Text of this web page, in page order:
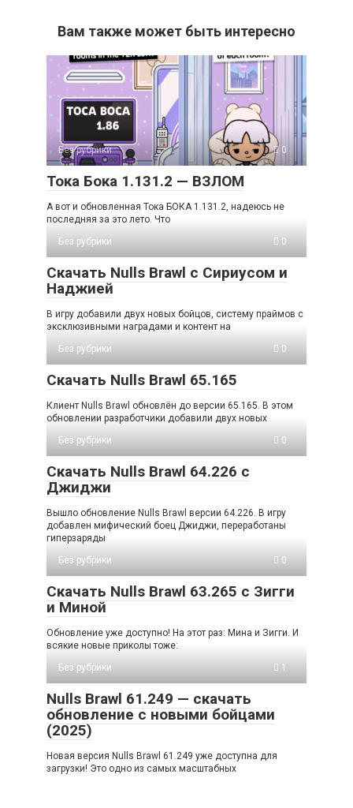
Вам также может быть интересно
Без рубрики 0
Тока Бока 1.131.2 — ВЗЛОМ
А вот и обновленная Тока БОКА 1.131.2, надеюсь не
последняя за это лето. Что
Без рубрики
0
Скачать Nulls Brawl с Сириусом и
Наджией
В игру добавили двух новых бойцов, систему праймов с
эксклюзивными наградами и контент на
Без рубрики
0
Скачать Nulls Brawl 65.165
Клиент Nulls Brawl обновлён до версии 65.165. В этом
обновлении разработчики добавили двух новых
Без рубрики
0
Скачать Nulls Brawl 64.226 с
Джиджи
Вышло обновление Nulls Brawl версии 64.226. В игру
добавлен мифический боец Джиджи, переработаны
гиперзаряды
Без рубрики
0
Скачать Nulls Brawl 63.265 с Зигги
и Миной
Обновление уже доступно! На этот раз: Мина и Зигги. И
всякие новые приколы тоже:
Без рубрики
1
Nulls Brawl 61.249 — скачать
обновление с новыми бойцами
(2025)
Новая версия Nulls Brawl 61.249 уже доступна для
загрузки! Это одно из самых масштабных